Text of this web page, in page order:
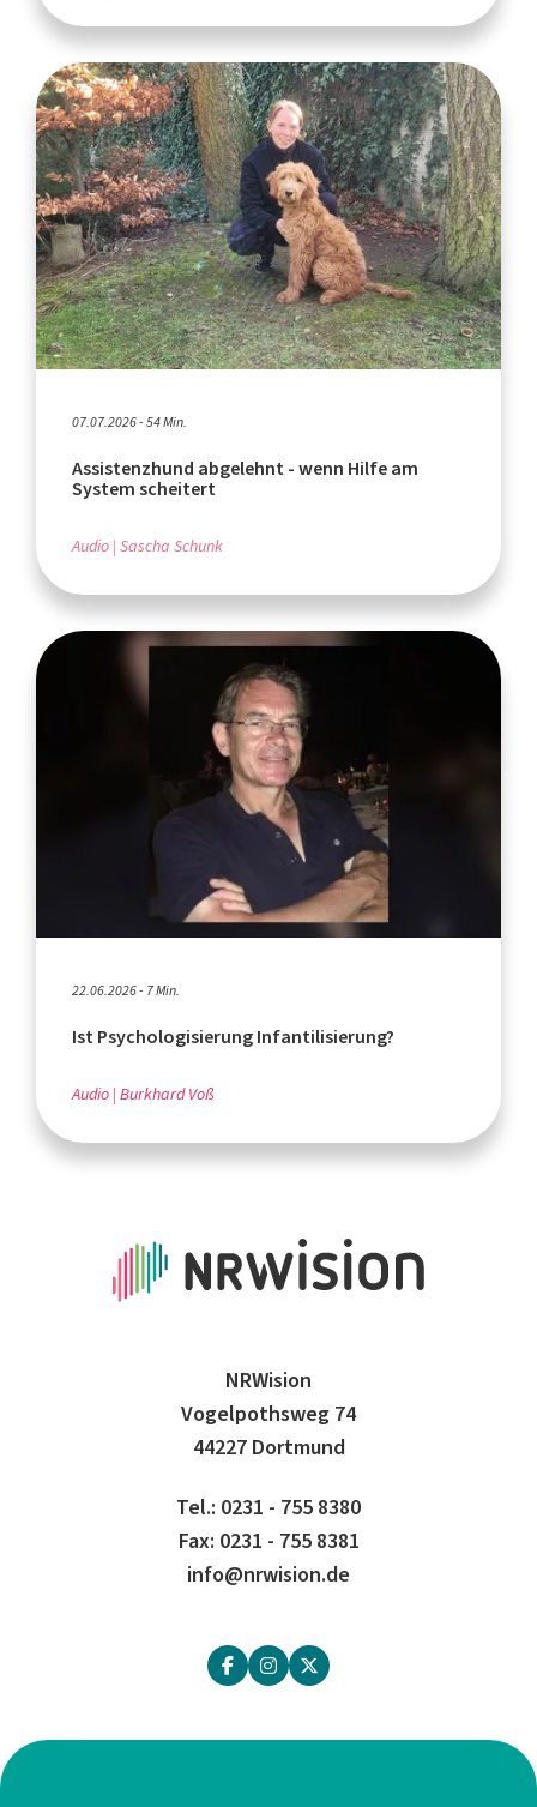
07.07.2026 - 54 Min.
Assistenzhund abgelehnt - wenn Hilfe am
System scheitert
Audio Sascha Schunk
22.06.2026 - 7 Min.
Ist Psychologisierung Infantilisierung?
Audio Burkhard Voß
NRWision
Vogelpothsweg 74
44227 Dortmund
Tel.: 0231 - 755 8380
Fax: 0231 - 755 8381
info@nrwision.de